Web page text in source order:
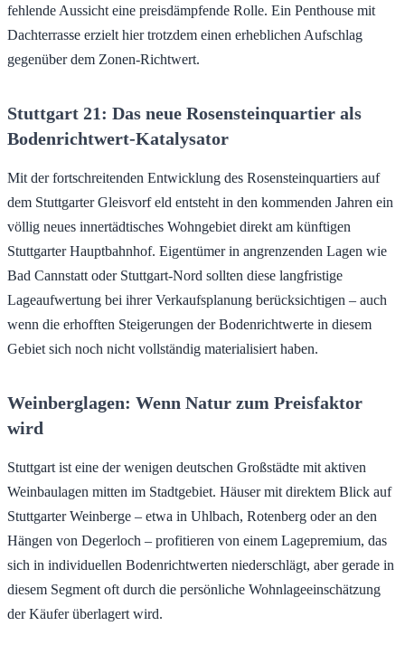
fehlende Aussicht eine preisdämpfende Rolle. Ein Penthouse mit
Dachterrasse erzielt hier trotzdem einen erheblichen Aufschlag
gegenüber dem Zonen-Richtwert.
Stuttgart 21: Das neue Rosensteinquartier als
Bodenrichtwert-Katalysator
Mit der fortschreitenden Entwicklung des Rosensteinquartiers auf
dem Stuttgarter Gleisvorf eld entsteht in den kommenden Jahren ein
völlig neues innertädtisches Wohngebiet direkt am künftigen
Stuttgarter Hauptbahnhof. Eigentümer in angrenzenden Lagen wie
Bad Cannstatt oder Stuttgart-Nord sollten diese langfristige
Lageaufwertung bei ihrer Verkaufsplanung berücksichtigen – auch
wenn die erhofften Steigerungen der Bodenrichtwerte in diesem
Gebiet sich noch nicht vollständig materialisiert haben.
Weinberglagen: Wenn Natur zum Preisfaktor
wird
Stuttgart ist eine der wenigen deutschen Großstädte mit aktiven
Weinbaulagen mitten im Stadtgebiet. Häuser mit direktem Blick auf
Stuttgarter Weinberge – etwa in Uhlbach, Rotenberg oder an den
Hängen von Degerloch – profitieren von einem Lagepremium, das
sich in individuellen Bodenrichtwerten niederschlägt, aber gerade in
diesem Segment oft durch die persönliche Wohnlageeinschätzung
der Käufer überlagert wird.